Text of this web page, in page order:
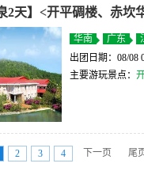
2天】<开平碉楼、赤
华南 广东
出团日期：08/08
主要游玩景点：
2 3 4 下一页 尾